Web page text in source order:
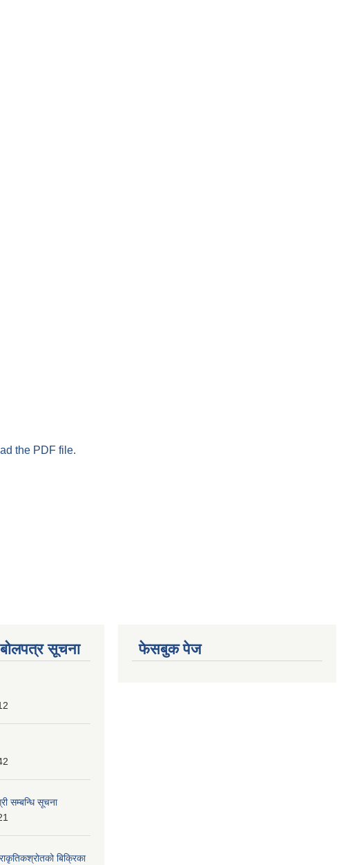
the PDF file.
सूचना
सम्बन्धि सूचना
बिक्रिका
फेसबुक पेज